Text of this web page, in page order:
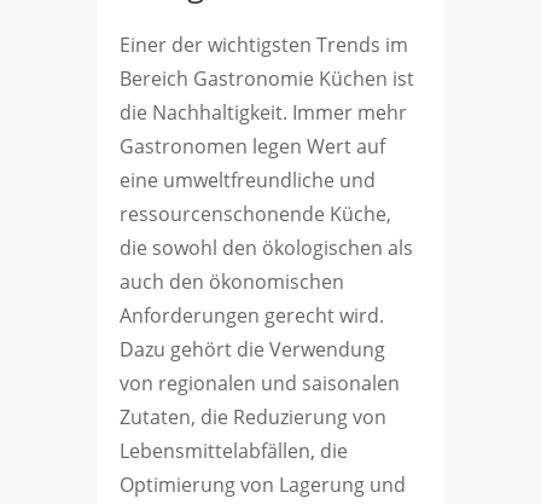
Einer der wichtigsten Trends im
Bereich Gastronomie Küchen ist
die Nachhaltigkeit. Immer mehr
Gastronomen legen Wert auf
eine umweltfreundliche und
ressourcenschonende Küche,
die sowohl den ökologischen als
auch den ökonomischen
Anforderungen gerecht wird.
Dazu gehört die Verwendung
von regionalen und saisonalen
Zutaten, die Reduzierung von
Lebensmittelabfällen, die
Optimierung von Lagerung und